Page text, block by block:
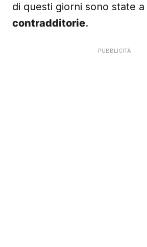
di questi giorni sono state a
contradditorie.